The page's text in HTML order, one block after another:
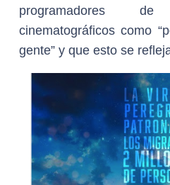
programadores
cinematográficos como
gente” y que esto se